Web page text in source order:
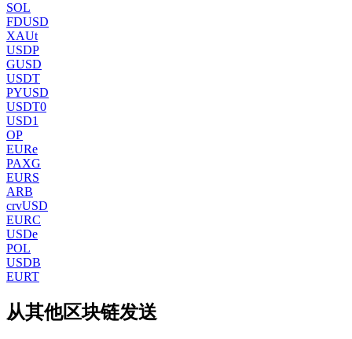
SOL
FDUSD
XAUt
USDP
GUSD
USDT
PYUSD
USDT0
USD1
OP
EURe
PAXG
EURS
ARB
crvUSD
EURC
USDe
POL
USDB
EURT
从其他区块链发送